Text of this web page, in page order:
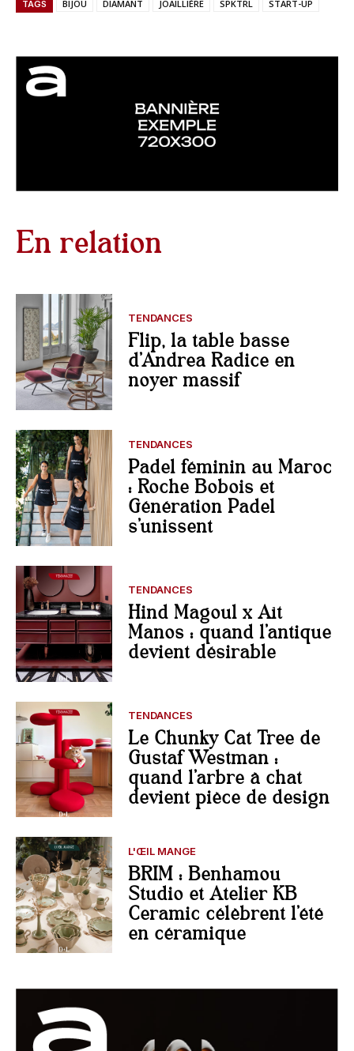
En relation
TENDANCES
Flip, la table basse
d’Andrea Radice en
noyer massif
TENDANCES
Padel féminin au Maroc
: Roche Bobois et
Génération Padel
s’unissent
TENDANCES
Hind Magoul x Aït
Manos : quand l’antique
devient désirable
TENDANCES
Le Chunky Cat Tree de
Gustaf Westman :
quand l’arbre à chat
devient pièce de design
L'ŒIL MANGE
BRIM : Benhamou
Studio et Atelier KB
Ceramic célèbrent l’été
en céramique
TAGS BIJOU DIAMANT JOAILLIÈRE SPKTRL START-UP